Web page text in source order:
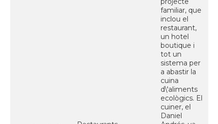
familiar, que
inclou el
restaurant,
un hotel
boutique i
tot un
sistema per
a abastir la
cuina
d\'aliments
ecològics. El
cuiner, el
Daniel